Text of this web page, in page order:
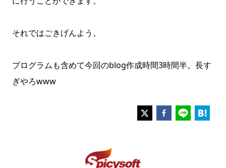
それではごきげんよう。
プログラムも含めて今回のblog作成時間3時間半。長す
ぎやろwww